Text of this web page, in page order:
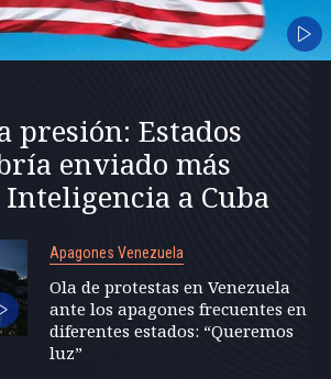
presión: Estados
enviado más
Inteligencia a Cuba
Apagones Venezuela
Ola de protestas en Venezuela
ante los apagones frecuentes en
diferentes estados: “Queremos
luz”